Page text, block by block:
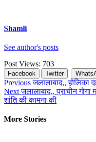
Shamli
See author's posts
Post Views: 703
Facebook Twitter
Continue
Reading
Previousजलालाबाद,, होलिका
Nextजलालाबाद,, प्राचीन
शांति की कामना की
More Stories